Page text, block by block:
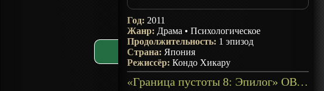
Kara no Kyoukai: Epilogue
The Garden of Sinners Epilogue
The Garden of Sinners: the Garden of
Год: 2011
Жанр: Драма •Психологическое
Продолжительность: 1 эпизод
Страна: Япония
Режиссёр:Кондо Хикару
«Граница пустоты 8: Эпилог» ОВА-1 - описание